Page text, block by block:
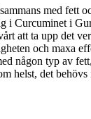
med fett
i Curcuminet i
att ta upp det
och maxa
någon typ av
helst, det behövs